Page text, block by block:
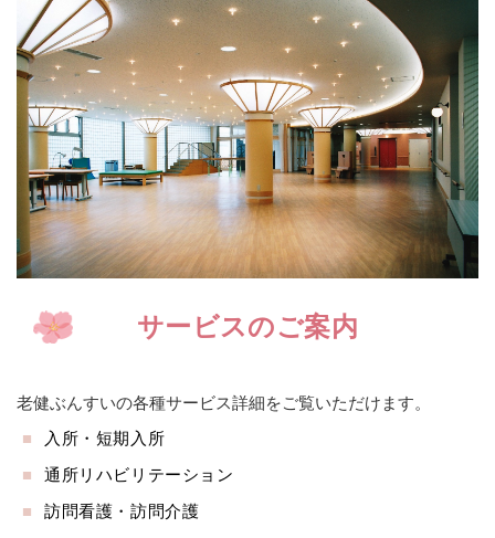
サービスのご案内
老健ぶんすいの各種サービス詳細をご覧いただけます。
入所・短期入所
通所リハビリテーション
訪問看護・訪問介護